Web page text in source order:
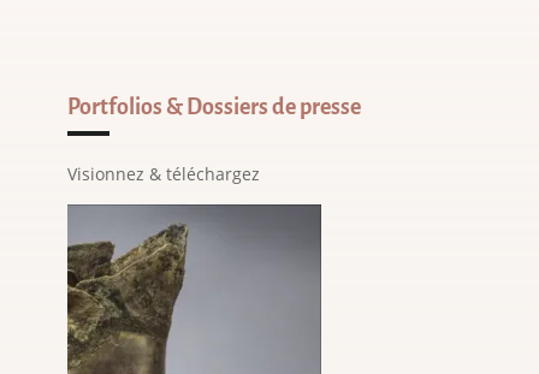
Portfolios & Dossiers de presse
Visionnez & téléchargez